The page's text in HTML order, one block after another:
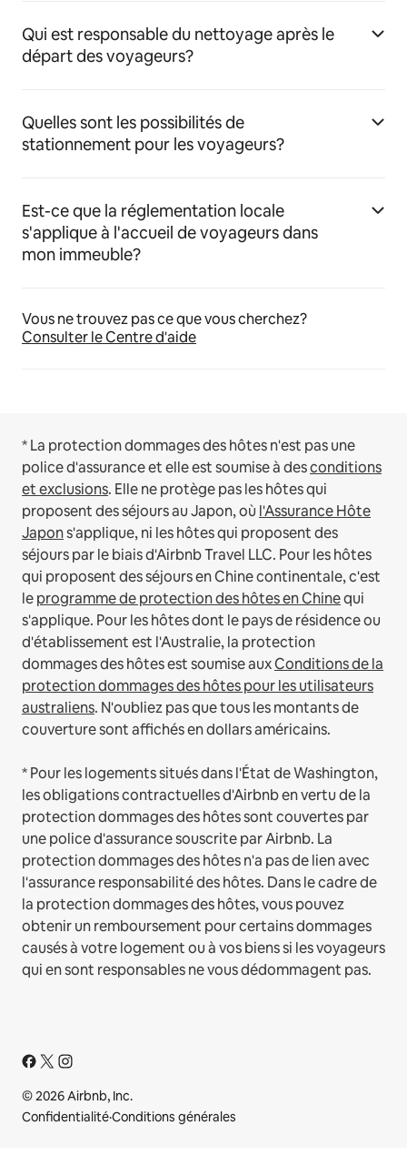
Qui est responsable du nettoyage après le
départ des voyageurs?
Quelles sont les possibilités de
stationnement pour les voyageurs?
Est-ce que la réglementation locale
s'applique à l'accueil de voyageurs dans
mon immeuble?
Vous ne trouvez pas ce que vous cherchez?
Consulter le Centre d'aide
* La protection dommages des hôtes n'est pas une
police d'assurance et elle est soumise à desconditions
et exclusions. Elle ne protège pas les hôtes qui
proposent des séjours au Japon, où l'Assurance Hôte
Japons'applique, ni les hôtes qui proposent des
séjours par le biais d'Airbnb Travel LLC. Pour les hôtes
qui proposent des séjours en Chine continentale, c'est
leprogramme de protection des hôtes en Chinequi
s'applique. Pour les hôtes dont le pays de résidence ou
d'établissement est l'Australie, la protection
dommages des hôtes est soumise auxConditions de la
protection dommages des hôtes pour les utilisateurs
australiens. N'oubliez pas que tous les montants de
couverture sont affichés en dollars américains.
* Pour les logements situés dans l'État de Washington,
les obligations contractuelles d'Airbnb en vertu de la
protection dommages des hôtes sont couvertes par
une police d'assurance souscrite par Airbnb. La
protection dommages des hôtes n'a pas de lien avec
l'assurance responsabilité des hôtes. Dans le cadre de
la protection dommages des hôtes, vous pouvez
obtenir un remboursement pour certains dommages
causés à votre logement ou à vos biens si les voyageurs
qui en sont responsables ne vous dédommagent pas.
© 2026 Airbnb, Inc.
Confidentialité·Conditions générales